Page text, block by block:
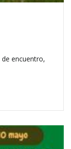
de encuentro,